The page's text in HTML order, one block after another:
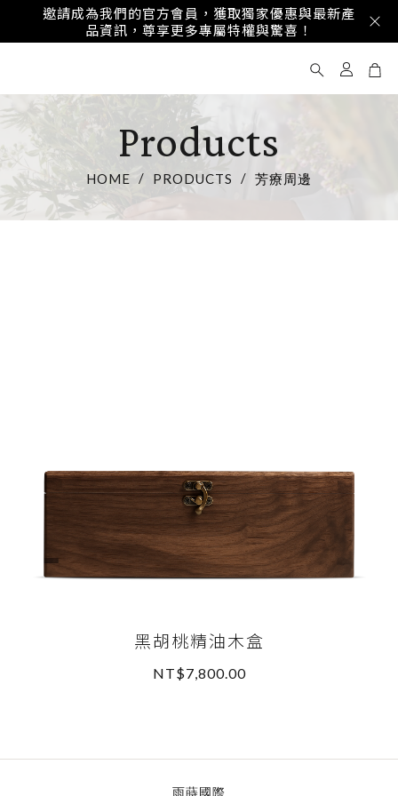
Products
HOME PRODUCTS 芳療周邊
黑胡桃精油木盒
NT$7,800.00
雨蒔國際
享受專屬優惠與精美禮品，讓ST Reflection成為
您重要時刻的完美體驗，傳遞真摯心意！
邀請成為我們的官方會員，獲取獨家優惠與最新產品資訊，尊享
更多專屬特權與驚喜！